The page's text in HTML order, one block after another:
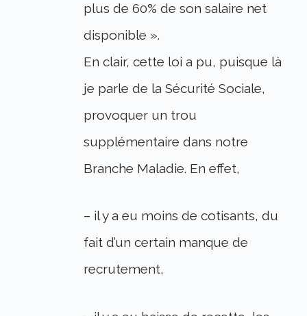
plus de 60% de son salaire net
disponible ».
En clair, cette loi a pu, puisque là
je parle de la Sécurité Sociale,
provoquer un trou
supplémentaire dans notre
Branche Maladie. En effet,
– il y a eu moins de cotisants, du
fait d’un certain manque de
recrutement,